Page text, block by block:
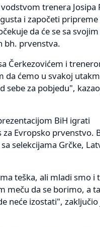
trenera Josipa
i započeti pripreme
da će se sa
bh. prvenstva.
Čerkezovićem i
da ćemo u svakoj
sebe za pobjedu",
BiH igrati
Evropsko prvenstvo.
selekcijama Grčke,
teška, ali mladi smo i
meču da se borimo, a
neće izostati", zaključio